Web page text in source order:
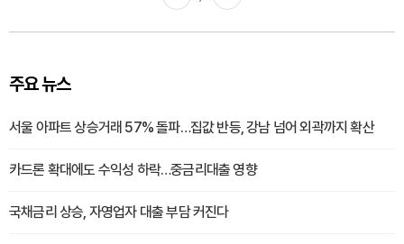
주요 뉴스
서울 아파트 상승거래 57% 돌파…집값 반등, 강남 넘어 외곽까지 확산
카드론 확대에도 수익성 하락…중금리대출 영향
국채금리 상승, 자영업자 대출 부담 커진다